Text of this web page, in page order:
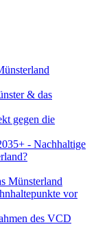
& das
gegen die
- Nachhaltige
Münsterland
vor
des VCD